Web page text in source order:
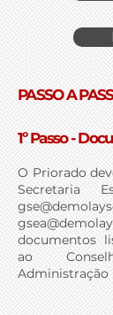
PASSO A
1º Passo -
O Priorado
Secretaria
documentos
ao
Administração